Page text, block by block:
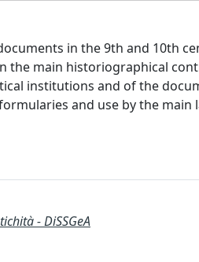
in the 9th and 10th
main historiographical
institutions and of the
and use by the main
- DiSSGeA